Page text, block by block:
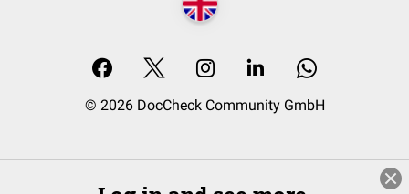
© 2026 DocCheck Community GmbH